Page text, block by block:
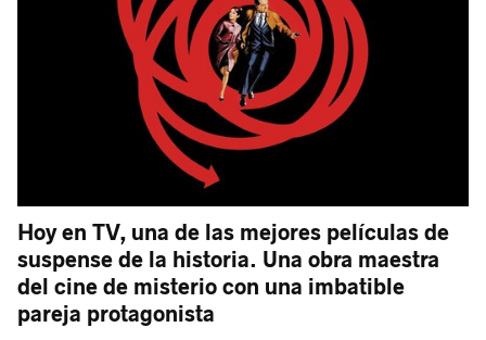
Hoy en TV, una de las mejores películas de
suspense de la historia. Una obra maestra
del cine de misterio con una imbatible
pareja protagonista